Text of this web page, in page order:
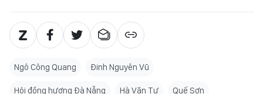
Ngô Công Quang Đinh Nguyên Vũ
Hội đồng hương Đà Nẵng Hà Văn Tự Quế Sơn